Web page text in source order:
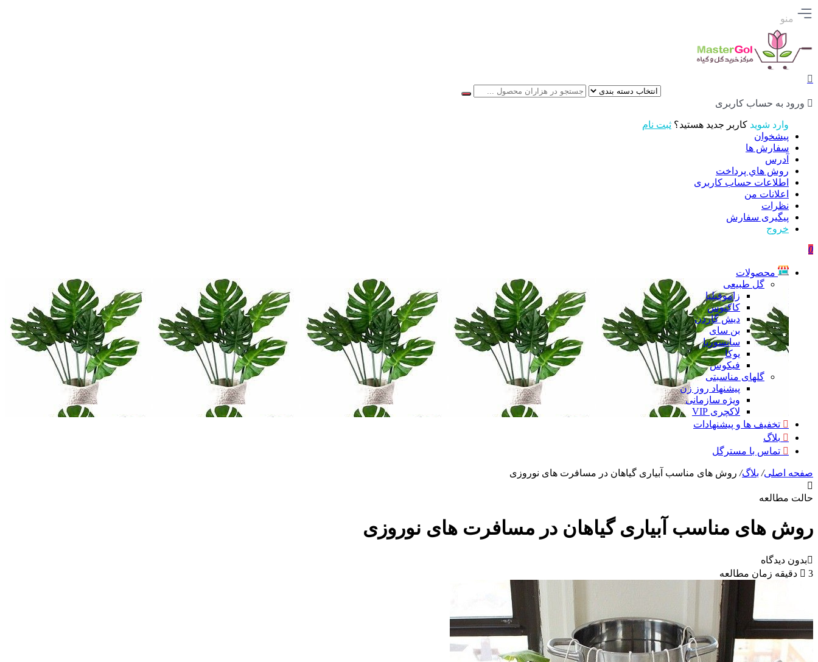
منو
ورود به حساب کاربری
وارد شوید کاربر جدید هستید؟ ثبت نام
پیشخوان
سفارش ها
آدرس
روش هاي پرداخت
اطلاعات حساب كاربری
اعلانات من
نظرات
پیگیری سفارش
خروج
0
محصولات
گل طبیعی
زاموفیلیا
کاکتوس
دیش گاردن
بن سای
سانسوریا
یوکا
فیکوس
گلهای مناسبتی
پیشنهاد روز زن
ویژه سازمانی
لاکچری VIP
تخفیف ها و پیشنهادات
بلاگ
تماس با مسترگل
صفحه اصلی/ بلاگ/ روش های مناسب آبیاری گیاهان در مسافرت های نوروزی
حالت مطالعه
روش های مناسب آبیاری گیاهان در مسافرت های نوروزی
بدون دیدگاه
3 دقیقه زمان مطالعه